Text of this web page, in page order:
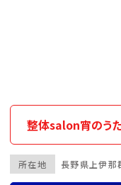
整体salon宵のう
所在地 長野県 上伊那